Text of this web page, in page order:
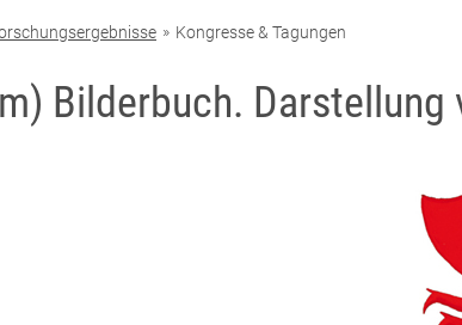
Kongresse & Tagungen
Bilderbuch. Darstellung